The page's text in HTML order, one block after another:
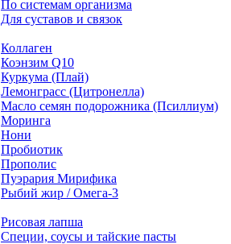
По системам организма
Для суставов и связок
Коллаген
Коэнзим Q10
Куркума (Плай)
Лемонграсс (Цитронелла)
Масло семян подорожника (Псиллиум)
Моринга
Нони
Пробиотик
Прополис
Пуэрария Мирифика
Рыбий жир / Омега-3
Рисовая лапша
Специи, соусы и тайские пасты